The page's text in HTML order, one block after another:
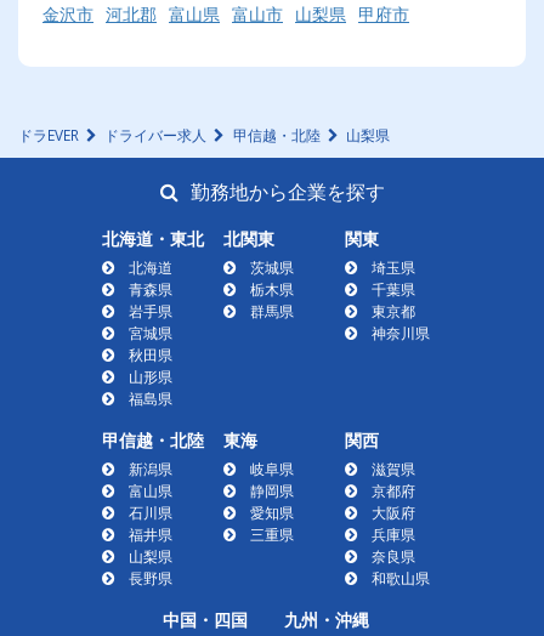
金沢市 河北郡 富山県 富山市 山梨県 甲府市
ドラEVER ドライバー求人 甲信越・北陸 山梨県
勤務地から企業を探す
北海道・東北
北海道
青森県
岩手県
宮城県
秋田県
山形県
福島県
北関東
茨城県
栃木県
群馬県
関東
埼玉県
千葉県
東京都
神奈川県
甲信越・北陸
新潟県
富山県
石川県
福井県
山梨県
長野県
東海
岐阜県
静岡県
愛知県
三重県
関西
滋賀県
京都府
大阪府
兵庫県
奈良県
和歌山県
中国・四国 九州・沖縄